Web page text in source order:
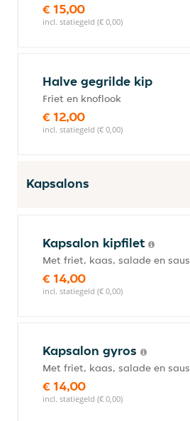
€ 15,00
incl. statiegeld (€ 0,00)
Halve gegrilde kip
Friet en knoflook
€ 12,00
incl. statiegeld (€ 0,00)
Kapsalons
Kapsalon kipfilet
Met friet, kaas, salade en saus
€ 14,00
incl. statiegeld (€ 0,00)
Kapsalon gyros
Met friet, kaas, salade en saus
€ 14,00
incl. statiegeld (€ 0,00)